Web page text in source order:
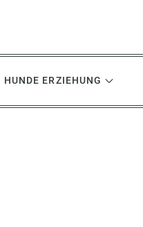
HUNDE ERZIEHUNG